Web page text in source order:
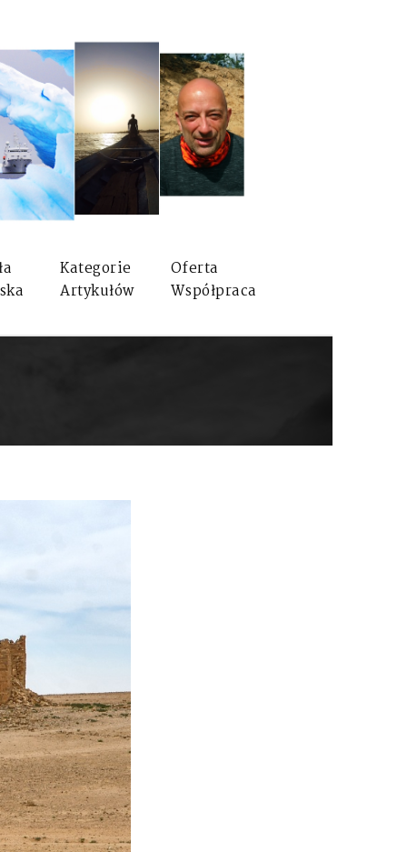
Kategorie
Artykułów
Oferta
Współpraca